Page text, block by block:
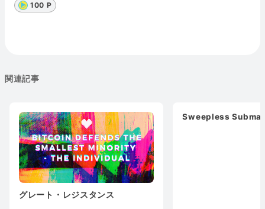
100 P
関連記事
グレート・レジスタンス
Sweepless